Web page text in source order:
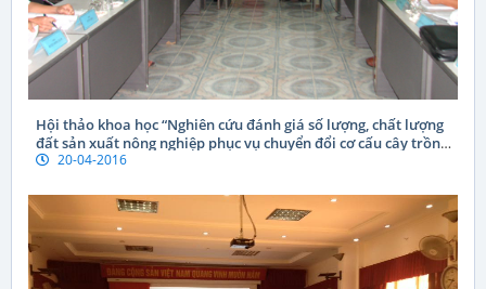
Hội thảo khoa học “Nghiên cứu đánh giá số lượng, chất lượng
đất sản xuất nông nghiệp phục vụ chuyển đổi cơ cấu cây trồng
chính có hiệu quả tại tỉnh Phú Yên
20-04-2016